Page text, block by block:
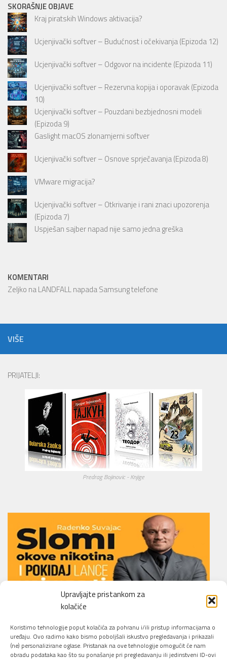
Upravljajte pristankom za
kolačiće
Koristimo tehnologije poput kolačića za pohranu i/ili pristup informacijama o
uređaju. Ovo radimo kako bismo poboljšali iskustvo pregledavanja i prikazali
(ne) personalizirane oglase. Pristanak na ove tehnologije omogućit će nam
obradu podataka kao što su ponašanje pri pregledavanju ili jedinstveni ID-ovi
SKORAŠNJE OBJAVE
Kraj piratskih Windows aktivacija?
Ucjenjivački softver – Budućnost i očekivanja (Epizoda 12)
Ucjenjivački softver – Odgovor na incidente (Epizoda 11)
Ucjenjivački softver – Rezervna kopija i oporavak (Epizoda
10)
Ucjenjivački softver – Pouzdani bezbjednosni modeli
(Epizoda 9)
Gaslight macOS zlonamjerni softver
Ucjenjivački softver – Osnove sprječavanja (Epizoda 8)
VMware migracija?
Ucjenjivački softver – Otkrivanje i rani znaci upozorenja
(Epizoda 7)
Uspješan sajber napad nije samo jedna greška
KOMENTARI
Zeljko naLANDFALL napada Samsung telefone
VIŠE
PRIJATELJI:
Predrag Bojinovic - Knjige
Li.O.N.S. Smoking Cessation Method